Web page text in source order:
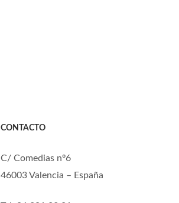
CONTACTO
C/ Comedias nº6
46003 Valencia – España